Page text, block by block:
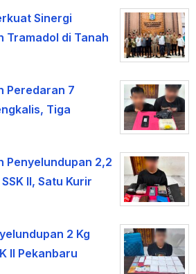
Sinergi
Tramadol di Tanah
Peredaran 7
Tiga
Penyelundupan 2,2
II, Satu Kurir
2 Kg
II Pekanbaru